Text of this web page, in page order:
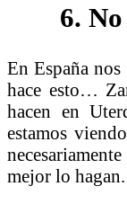
6.
En España
hace esto…
hacen en
estamos
mejor lo hagan.